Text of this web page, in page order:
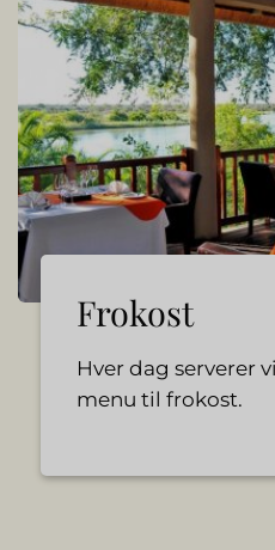
Frokost
Hver dag serverer
menu til frokost.